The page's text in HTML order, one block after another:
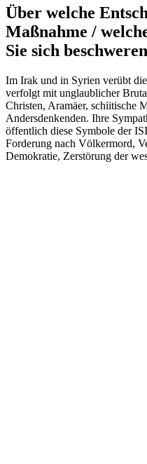
Über welche
Maßnahme /
Sie sich
Im Irak und in Syrien verübt
verfolgt mit unglaublicher
Christen, Aramäer, schiitische
Andersdenkenden. Ihre
öffentlich diese Symbole der
Forderung nach Völkermord,
Demokratie, Zerstörung der